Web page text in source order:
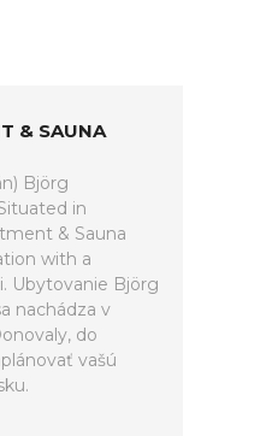
& SAUNA
Björg
in
& Sauna
with a
Ubytovanie Björg
nachádza v
do
vašú